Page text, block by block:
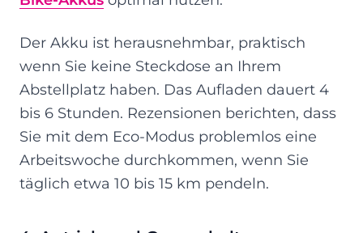
Der Akku ist herausnehmbar, praktisch
wenn Sie keine Steckdose an Ihrem
Abstellplatz haben. Das Aufladen dauert 4
bis 6 Stunden. Rezensionen berichten, dass
Sie mit dem Eco-Modus problemlos eine
Arbeitswoche durchkommen, wenn Sie
täglich etwa 10 bis 15 km pendeln.